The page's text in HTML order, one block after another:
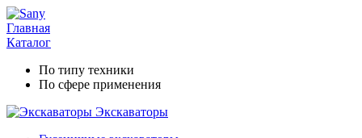
Главная
Каталог
По типу техники
По сфере применения
Экскаваторы